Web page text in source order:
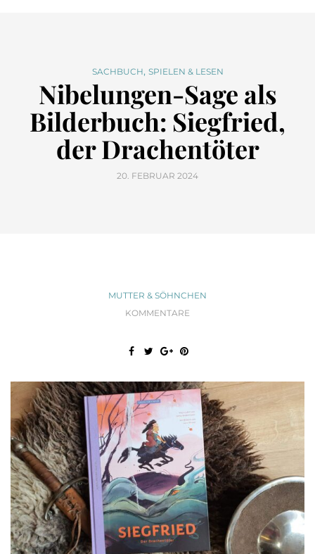
SACHBUCH, SPIELEN & LESEN
Nibelungen-Sage als
Bilderbuch: Siegfried,
der Drachentöter
20. FEBRUAR 2024
MUTTER & SÖHNCHEN
KOMMENTARE